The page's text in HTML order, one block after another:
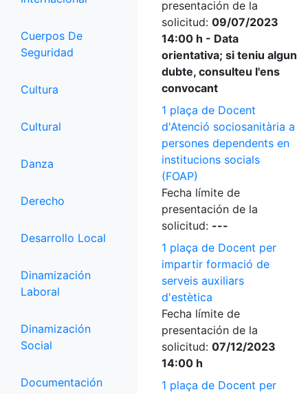
Cuerpos De
Seguridad
Cultura
Cultural
Danza
Derecho
Desarrollo Local
Dinamización
Laboral
Dinamización
Social
Documentación
presentación de la
solicitud: 09/07/2023
14:00 h - Data
orientativa; si teniu algun
dubte, consulteu l'ens
convocant
1 plaça de Docent
d'Atenció sociosanitària a
persones dependents en
institucions socials
(FOAP)
Fecha límite de
presentación de la
solicitud: ---
1 plaça de Docent per
impartir formació de
serveis auxiliars
d'estètica
Fecha límite de
presentación de la
solicitud: 07/12/2023
14:00 h
1 plaça de Docent per